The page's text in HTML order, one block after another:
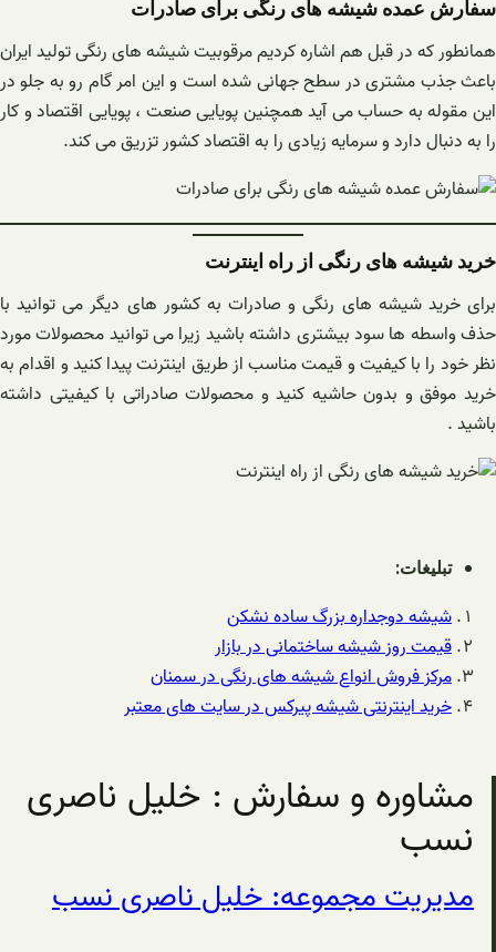
سفارش عمده شیشه های رنگی برای صادرات
همانطور که در قبل هم اشاره کردیم مرقوبیت شیشه های رنگی تولید ایران
باعث جذب مشتری در سطح جهانی شده است و این امر گام رو به جلو در
این مقوله به حساب می آید همچنین پویایی صنعت ، پویایی اقتصاد و کار
را به دنبال دارد و سرمایه زیادی را به اقتصاد کشور تزریق می کند.
خرید شیشه های رنگی از راه اینترنت
برای خرید شیشه های رنگی و صادرات به کشور های دیگر می توانید با
حذف واسطه ها سود بیشتری داشته باشید زیرا می توانید محصولات مورد
نظر خود را با کیفیت و قیمت مناسب از طریق اینترنت پیدا کنید و اقدام به
خرید موفق و بدون حاشیه کنید و محصولات صادراتی با کیفیتی داشته
باشید .
تبلیغات:
شیشه دوجداره بزرگ ساده نشکن
قیمت روز شیشه ساختمانی در بازار
مرکز فروش انواع شیشه های رنگی در سمنان
خرید اینترنتی شیشه پیرکس در سایت های معتبر
مشاوره و سفارش : خلیل ناصری
نسب
مدیریت مجموعه: خلیل ناصری نسب